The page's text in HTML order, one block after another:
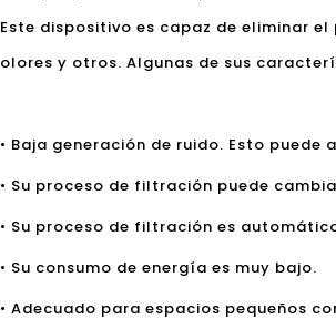
Este dispositivo es capaz de eliminar
olores y otros. Algunas de sus
• Baja generación de ruido. Esto
• Su proceso de filtración puede
• Su proceso de filtración es
• Su consumo de energía es muy bajo.
• Adecuado para espacios pequeños